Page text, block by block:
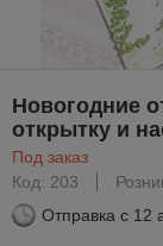
Новогодние
открытку и
Под заказ
Код: 203
Отправка с 12